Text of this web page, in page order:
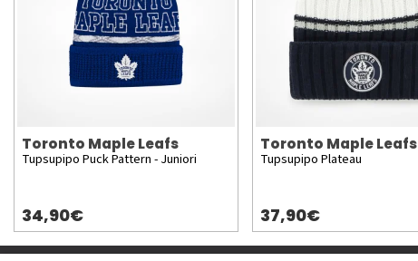
Toronto Maple Leafs
Tupsupipo Puck Pattern - Juniori
34,90€
Toronto Maple Leafs
Tupsupipo Plateau
37,90€